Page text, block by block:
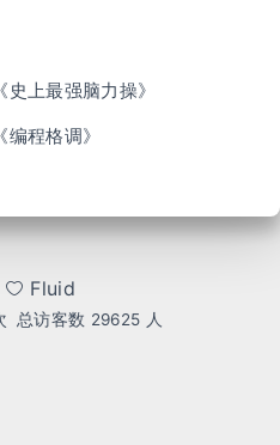
上最强脑力操》
程格调》
Fluid
总访客数 29625 人